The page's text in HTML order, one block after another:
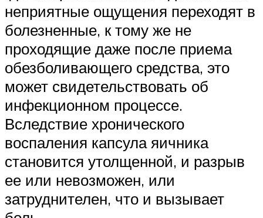
неприятные ощущения переходят в
болезненные, к тому же не
проходящие даже после приема
обезболивающего средства, это
может свидетельствовать об
инфекционном процессе.
Вследствие хронического
воспаления капсула яичника
становится утолщенной, и разрыв
ее или невозможен, или
затруднителен, что и вызывает